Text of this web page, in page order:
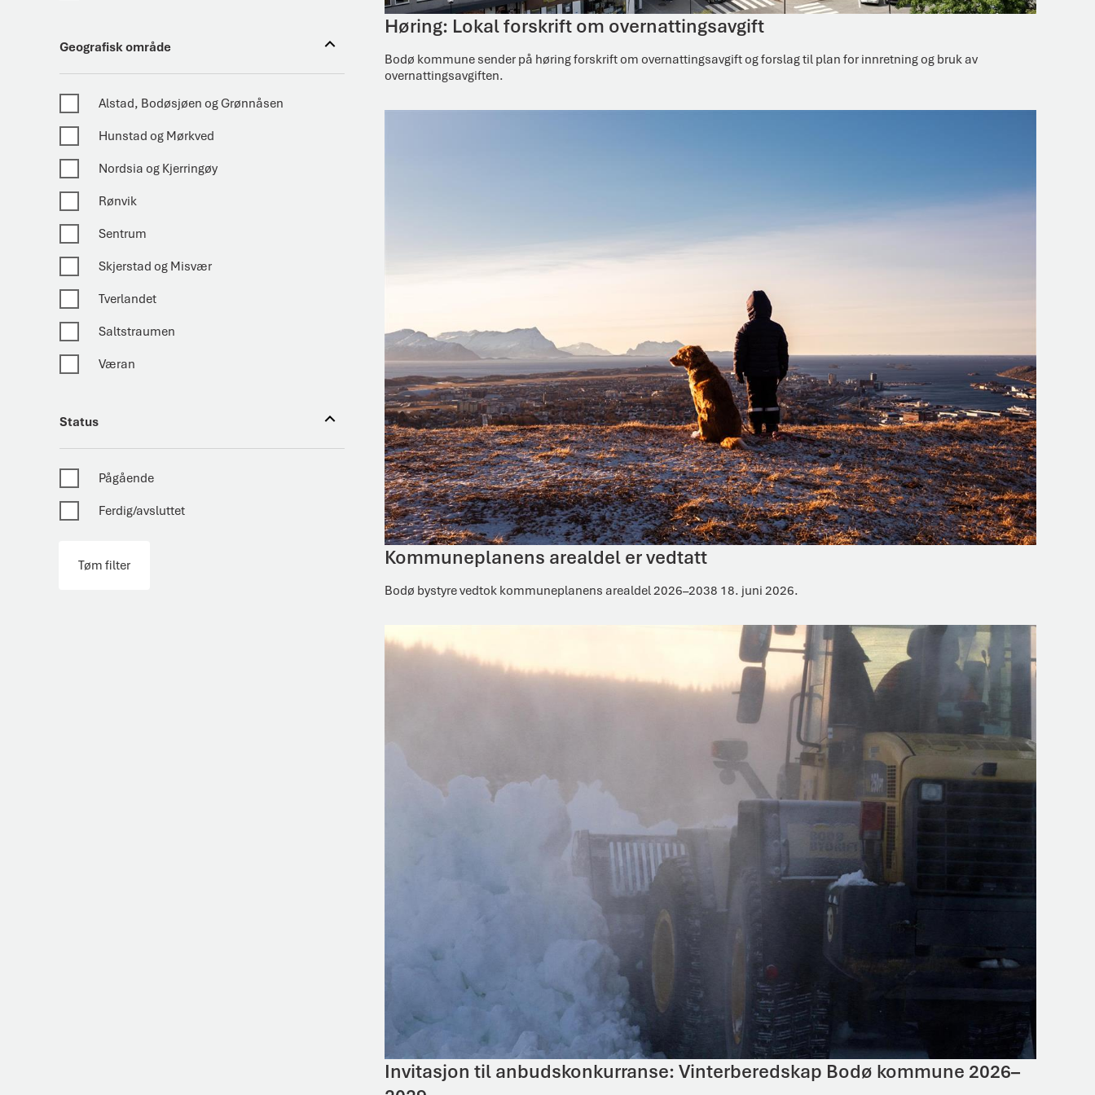
Geografisk område
Alstad, Bodøsjøen og Grønnåsen
Hunstad og Mørkved
Nordsia og Kjerringøy
Rønvik
Sentrum
Skjerstad og Misvær
Tverlandet
Saltstraumen
Væran
Status
Pågående
Ferdig/avsluttet
Tøm filter
Høring: Lokal forskrift om overnattingsavgift
Bodø kommune sender på høring forskrift om overnattingsavgift og forslag til plan for innretning og bruk av
overnattingsavgiften.
Kommuneplanens arealdel er vedtatt
Bodø bystyre vedtok kommuneplanens arealdel 2026–2038 18. juni 2026.
Invitasjon til anbudskonkurranse: Vinterberedskap Bodø kommune 2026–